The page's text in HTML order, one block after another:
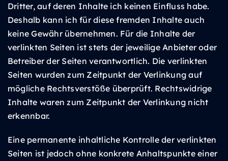
Dritter, auf deren Inhalte ich keinen Einfluss habe.
Deshalb kann ich für diese fremden Inhalte auch
keine Gewähr übernehmen. Für die Inhalte der
verlinkten Seiten ist stets der jeweilige Anbieter oder
Betreiber der Seiten verantwortlich. Die verlinkten
Seiten wurden zum Zeitpunkt der Verlinkung auf
mögliche Rechtsverstöße überprüft. Rechtswidrige
Inhalte waren zum Zeitpunkt der Verlinkung nicht
erkennbar.
Eine permanente inhaltliche Kontrolle der verlinkten
Seiten ist jedoch ohne konkrete Anhaltspunkte einer